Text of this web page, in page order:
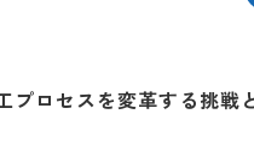
プロセスを変革する挑戦